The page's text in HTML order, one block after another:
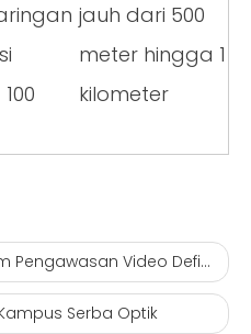
jauh dari 500
meter hingga 1
kilometer
Video Definisi Tinggi All-fiber
Serba Optik